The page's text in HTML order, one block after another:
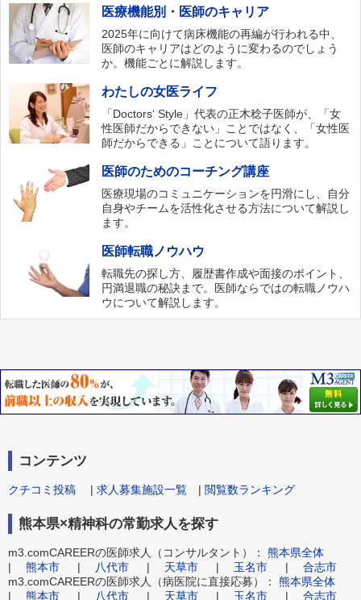
医療機能別・医師のキャリア
2025年に向けて病床機能の再編が行われる中、
医師のキャリアはどのように変わるのでしょう
か。機能ごとに解説します。
わたしの女医ライフ
「Doctors‘ Style」代表の正木稔子医師が、「女
性医師だからできない」ことではなく、「女性医
師だからできる」ことについて語ります。
医師のためのコーチング講座
医療現場のコミュニケーションを円滑にし、自分
自身やチームを活性化させる方法について解説し
ます。
医師転職ノウハウ
転職先の探し方、履歴書作成や面接のポイント、
円満退職の秘訣まで。医師ならではの転職ノウハ
ウについて解説します。
コンテンツ
クチコミ投稿 | 求人募集施設一覧 | 閲覧数ランキング
熊本県×精神科の常勤求人を探す
m3.comCAREERの医師求人（コンサルタント）： 熊本県全体
| 熊本市 | 八代市 | 天草市 | 玉名市 | 合志市
m3.comCAREERの医師求人（病医院に直接応募）： 熊本県全体
| 熊本市 | 八代市 | 天草市 | 玉名市 | 合志市